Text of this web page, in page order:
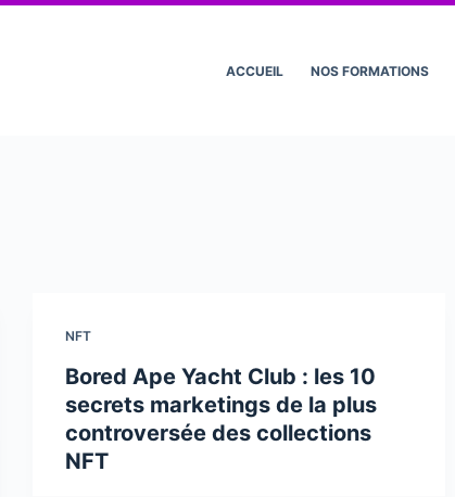
ACCUEIL NOS FORMATIONS
NFT
Bored Ape Yacht Club : les 10
secrets marketings de la plus
controversée des collections
NFT